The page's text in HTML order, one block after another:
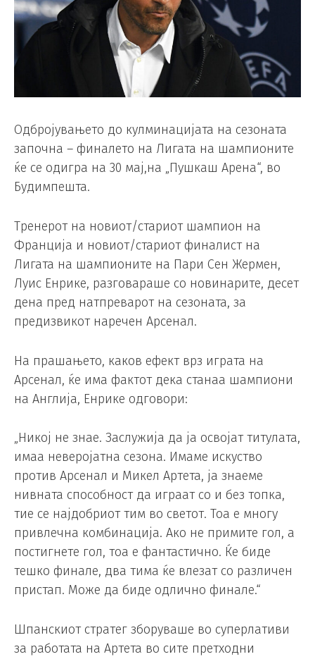
Одбројувањето до кулминацијата на сезоната
започна – финалето на Лигата на шампионите
ќе се одигра на 30 мај,на „Пушкаш Арена“, во
Будимпешта.
Тренерот на новиот/стариот шампион на
Франција и новиот/стариот финалист на
Лигата на шампионите на Пари Сен Жермен,
Луис Енрике, разговараше со новинарите, десет
дена пред натпреварот на сезоната, за
предизвикот наречен Арсенал.
На прашањето, каков ефект врз играта на
Арсенал, ќе има фактот дека станаа шампиони
на Англија, Енрике одговори:
„Никој не знае. Заслужија да ја освојат титулата,
имаа неверојатна сезона. Имаме искуство
против Арсенал и Микел Артета, ја знаеме
нивната способност да играат со и без топка,
тие се најдобриот тим во светот. Тоа е многу
привлечна комбинација. Ако не примите гол, а
постигнете гол, тоа е фантастично. Ќе биде
тешко финале, два тима ќе влезат со различен
пристап. Може да биде одлично финале.“
Шпанскиот стратег зборуваше во суперлативи
за работата на Артета во сите претходни